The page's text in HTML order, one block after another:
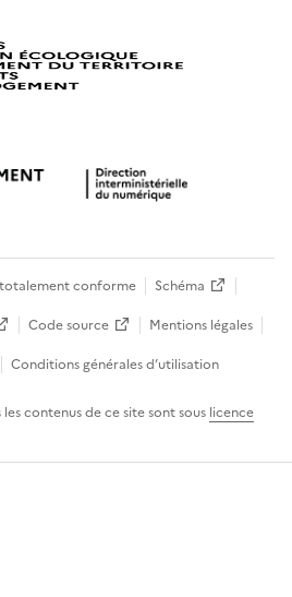
conforme
Schéma
Code source
Mentions légales
Conditions générales d’utilisation
contenus de ce site sont sous licence